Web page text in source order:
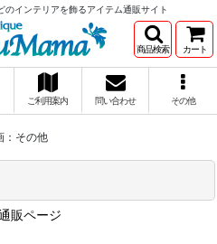
インテリアを飾るアイテム通販サイト
商品検索 カート
ご利用案内 問い合わせ その他
：その他
販ページ